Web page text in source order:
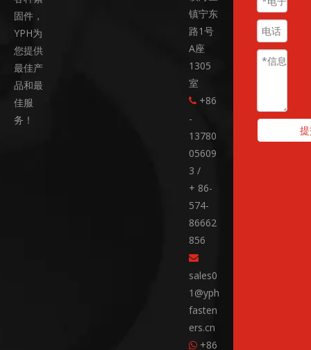
固件，
YPH为
您提供
最佳产
品和最
佳服
务！
镇宁东
路1号
A座
1305
室
 +86
-
13780
05609
3 /
+ 86-
574-
86662
856

sales0
1@yph
fasten
ers.cn
 +86